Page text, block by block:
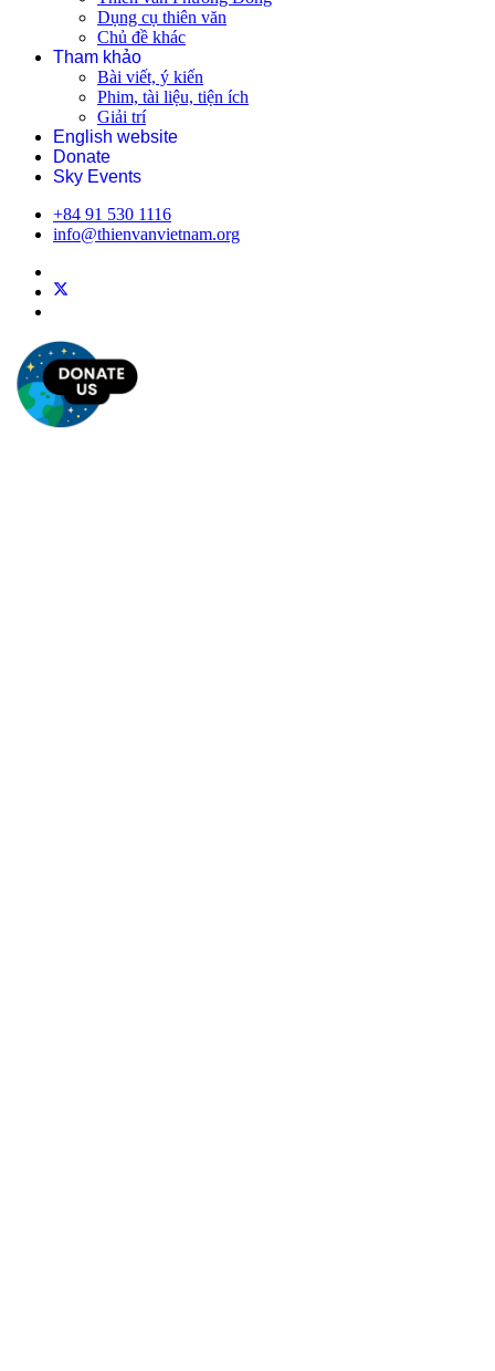
Dụng cụ thiên văn
Chủ đề khác
Tham khảo
Bài viết, ý kiến
Phim, tài liệu, tiện ích
Giải trí
English website
Donate
Sky Events
+84 91 530 1116
info@thienvanvietnam.org